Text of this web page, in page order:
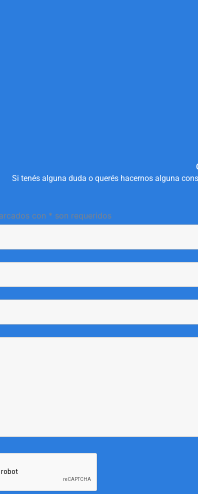
Si tenés alguna duda o querés hacernos alguna
con * son requeridos